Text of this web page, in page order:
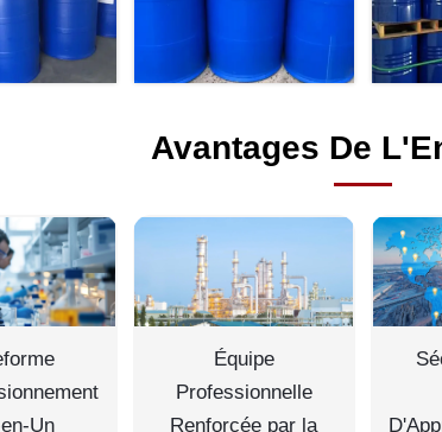
Avantages De
Un
Équipe
Professionnelle
Renforcée par la